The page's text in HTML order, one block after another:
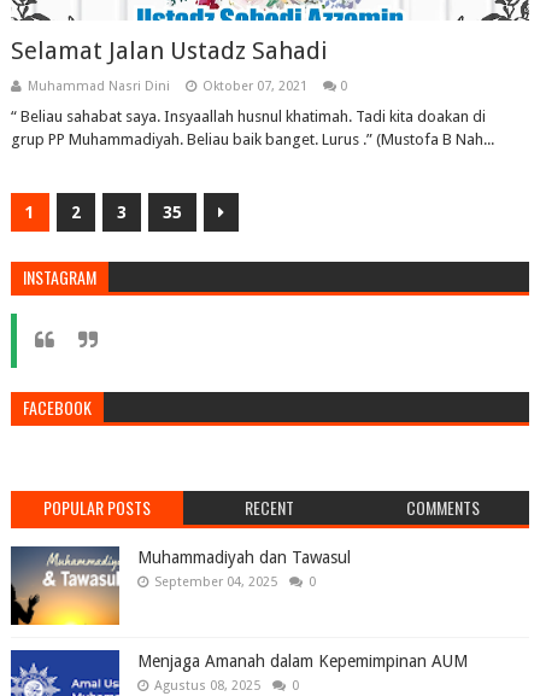
Selamat Jalan Ustadz Sahadi
Muhammad Nasri Dini Oktober 07, 2021 0
“ Beliau sahabat saya. Insyaallah husnul khatimah. Tadi kita doakan di
grup PP Muhammadiyah. Beliau baik banget. Lurus .” (Mustofa B Nah...
1 2 3 35
INSTAGRAM
FACEBOOK
POPULAR POSTS RECENT COMMENTS
Muhammadiyah dan Tawasul
September 04, 2025 0
Menjaga Amanah dalam Kepemimpinan AUM
Agustus 08, 2025 0